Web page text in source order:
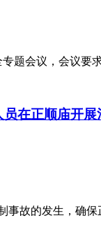
题会议，会议
在正顺庙开
事故的发生，确